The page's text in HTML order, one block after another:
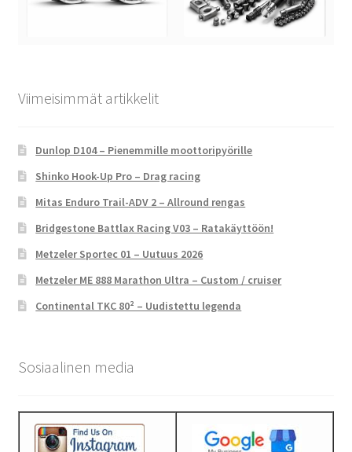
Viimeisimmät artikkelit
Dunlop D104 – Pienemmille moottoripyörille
Shinko Hook-Up Pro – Drag racing
Mitas Enduro Trail-ADV 2 – Allround rengas
Bridgestone Battlax Racing V03 – Ratakäyttöön!
Metzeler Sportec 01 – Uutuus 2026
Metzeler ME 888 Marathon Ultra – Custom / cruiser
Continental TKC 80² – Uudistettu legenda
Sosiaalinen media